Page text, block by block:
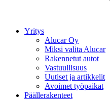
Yritys
Alucar Oy
Miksi valita Alucar
Rakennetut autot
Vastuullisuus
Uutiset ja artikkelit
Avoimet työpaikat
Päällerakenteet